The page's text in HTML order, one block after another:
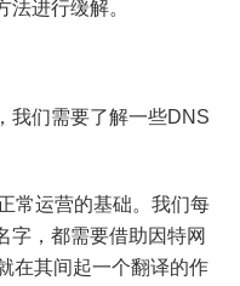
进行缓解。
我们需要了解一些DNS
常运营的基础。我们每
字，都需要借助因特网
在其间起一个翻译的作